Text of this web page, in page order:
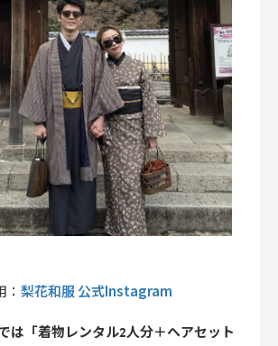
梨花和服 公式Instagram
は「着物レンタル2人分＋ヘアセット